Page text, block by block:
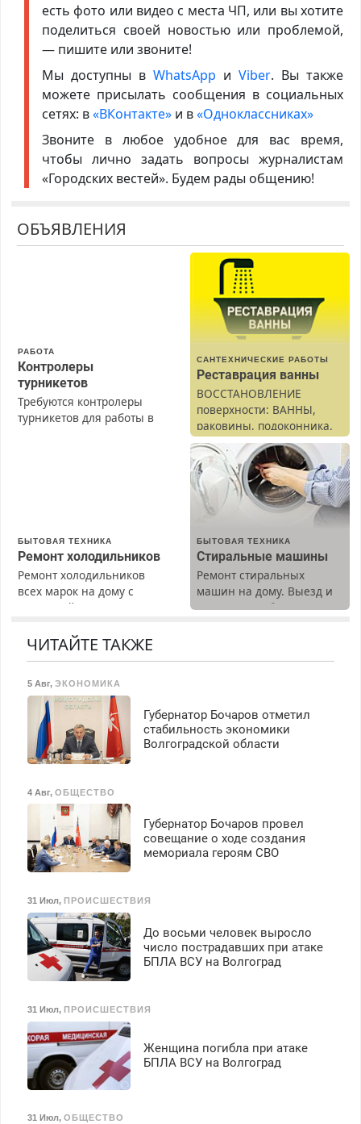
есть фото или видео с места ЧП, или вы хотите
поделиться своей новостью или проблемой,
— пишите или звоните!
Мы доступны в WhatsApp иViber. Вы также
можете присылать сообщения в социальных
сетях: в«ВКонтакте»и в«Одноклассниках»
Звоните в любое удобное для вас время,
чтобы лично задать вопросы журналистам
«Городских вестей». Будем рады общению!
ОБЪЯВЛЕНИЯ
РАБОТА
Контролеры
турникетов
Требуются контролеры
турникетов для работы в
Ежемесячно
выплачивается денежная
премия. Возможно
бесплатное обучение,
транспортной
безопасности с з/п до
САНТЕХНИЧЕСКИЕ РАБОТЫ
Реставрация ванны
ВОССТАНОВЛЕНИЕ
поверхности: ВАННЫ,
раковины, подоконника.
От скола до полной
реставрации. 100%
результат.
БЫТОВАЯ ТЕХНИКА
Ремонт холодильников
Ремонт холодильников
всех марок на дому с
гарантией. Замена
Недорого. Без выходных.
БЫТОВАЯ ТЕХНИКА
Стиральные машины
Ремонт стиральных
машин на дому. Выезд и
диагностика бесплатно.
ЧИТАЙТЕ ТАКЖЕ
5 Авг, ЭКОНОМИКА
Губернатор Бочаров отметил
стабильность экономики
Волгоградской области
4 Авг, ОБЩЕСТВО
Губернатор Бочаров провел
совещание о ходе создания
мемориала героям СВО
31 Июл, ПРОИСШЕСТВИЯ
До восьми человек выросло
число пострадавших при атаке
БПЛА ВСУ на Волгоград
31 Июл, ПРОИСШЕСТВИЯ
Женщина погибла при атаке
БПЛА ВСУ на Волгоград
31 Июл, ОБЩЕСТВО